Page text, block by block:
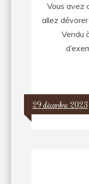
Vous avez
allez
Vendu
29 décembre 2023